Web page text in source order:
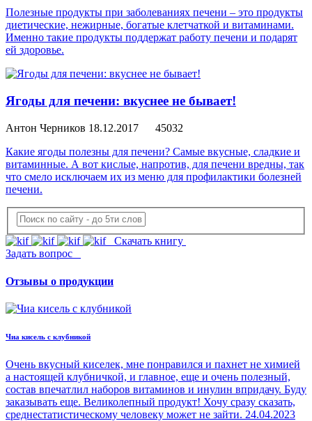
Полезные продукты при заболеваниях печени – это продукты
диетические, нежирные, богатые клетчаткой и витаминами.
Именно такие продукты поддержат работу печени и подарят
ей здоровье.
Ягоды для печени: вкуснее не бывает!
Антон Черников 18.12.2017
45032
Какие ягоды полезны для печени? Самые вкусные, сладкие и
витаминные. А вот кислые, напротив, для печени вредны, так
что смело исключаем их из меню для профилактики болезней
печени.
Скачать книгу
Задать вопрос
Отзывы о продукции
Чиа кисель с клубникой
Очень вкусный киселек, мне понравился и пахнет не химией
а настоящей клубничкой, и главное, еще и очень полезный,
состав впечатлил наборов витаминов и инулин впридачу. Буду
заказывать еще. Великолепный продукт! Хочу сразу сказать,
среднестатистическому человеку может не зайти. 24.04.2023